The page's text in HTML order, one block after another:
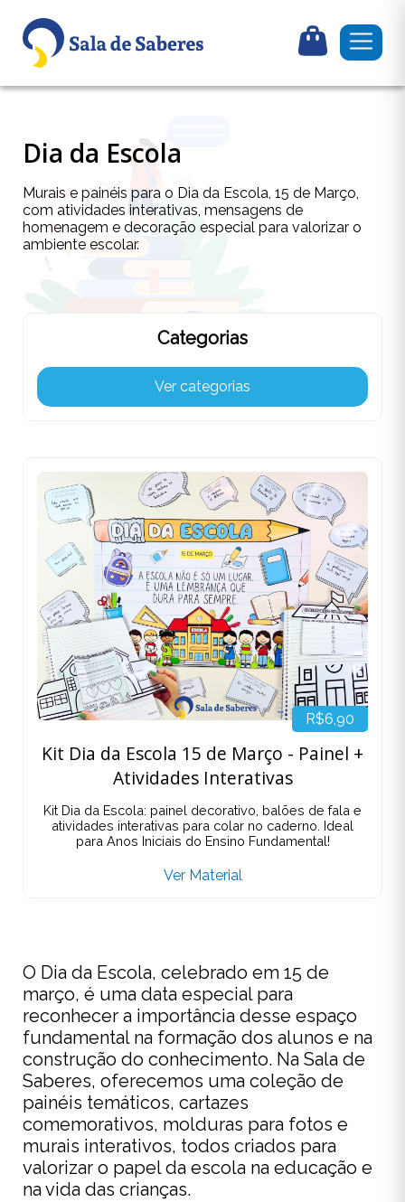
Dia da Escola
Murais e painéis para o Dia da Escola, 15 de Março,
com atividades interativas, mensagens de
homenagem e decoração especial para valorizar o
ambiente escolar.
Categorias
Ver categorias
R$6,90
Kit Dia da Escola 15 de Março - Painel +
Atividades Interativas
Kit Dia da Escola: painel decorativo, balões de fala e
atividades interativas para colar no caderno. Ideal
para Anos Iniciais do Ensino Fundamental!
Ver Material
O Dia da Escola, celebrado em 15 de
março, é uma data especial para
reconhecer a importância desse espaço
fundamental na formação dos alunos e na
construção do conhecimento. Na Sala de
Saberes, oferecemos uma coleção de
painéis temáticos, cartazes
comemorativos, molduras para fotos e
murais interativos, todos criados para
valorizar o papel da escola na educação e
na vida das crianças.